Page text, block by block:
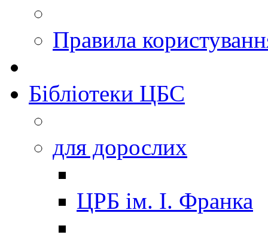
Правила
Бібліотеки ЦБС
для дорослих
ЦРБ ім. І. Франка